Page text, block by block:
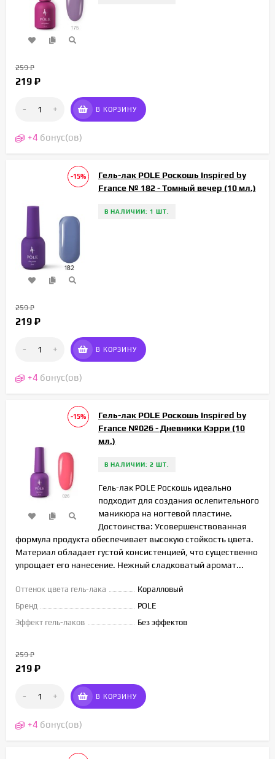
259₽
219 ₽
- + В КОРЗИНУ
+4 бонус(ов)
-15%
Гель-лак POLE Роскошь Inspired by
France № 182 - Томный вечер (10 мл.)
В НАЛИЧИИ: 1 ШТ.
259₽
219 ₽
- + В КОРЗИНУ
+4 бонус(ов)
-15%
Гель-лак POLE Роскошь Inspired by
France №026 - Дневники Кэрри (10
мл.)
В НАЛИЧИИ: 2 ШТ.
Гель-лак POLE Роскошь идеально
подходит для создания ослепительного
маникюра на ногтевой пластине.
Достоинства: Усовершенствованная
формула продукта обеспечивает высокую стойкость цвета.
Материал обладает густой консистенцией, что существенно
упрощает его нанесение. Нежный сладковатый аромат...
Оттенок цвета гель-лака
Коралловый
Бренд
POLE
Эффект гель-лаков
Без эффектов
259₽
219 ₽
- + В КОРЗИНУ
+4 бонус(ов)